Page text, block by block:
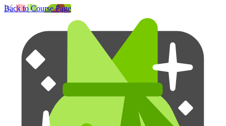
Back to Course Page